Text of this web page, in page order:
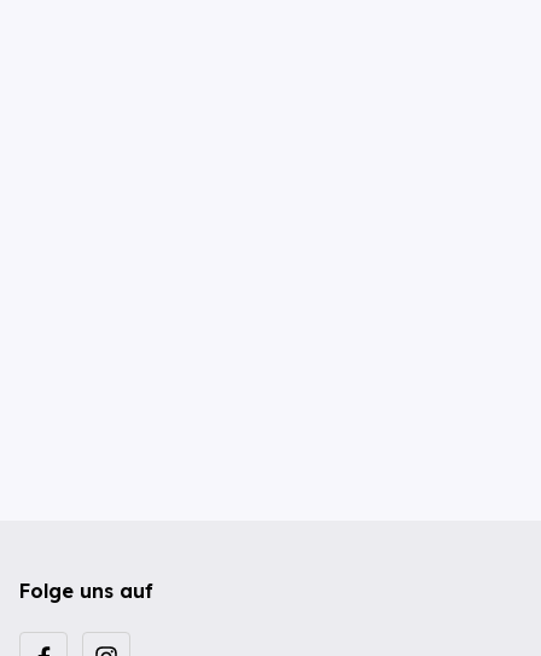
Folge uns auf